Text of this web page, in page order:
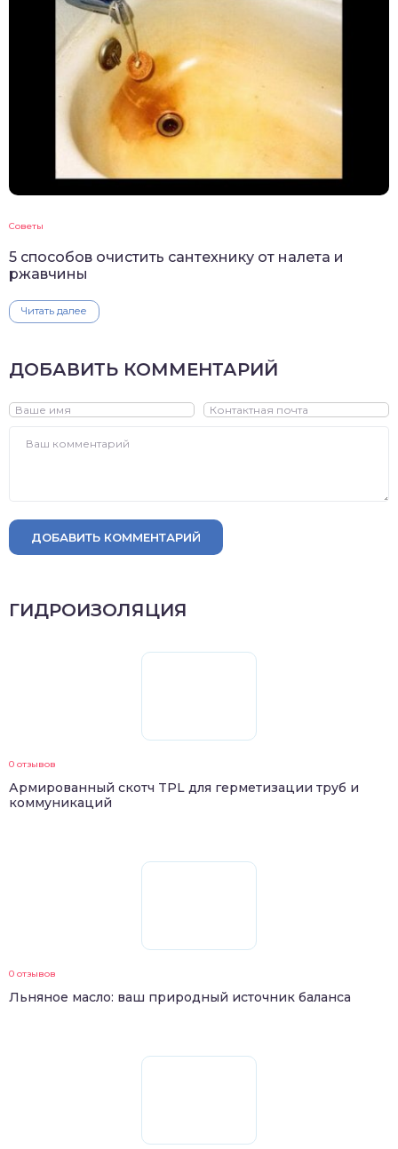
Советы
5 способов очистить сантехнику от налета и
ржавчины
Читать далее
ДОБАВИТЬ КОММЕНТАРИЙ
ДОБАВИТЬ КОММЕНТАРИЙ
ГИДРОИЗОЛЯЦИЯ
0 отзывов
Армированный скотч TPL для герметизации труб и
коммуникаций
0 отзывов
Льняное масло: ваш природный источник баланса